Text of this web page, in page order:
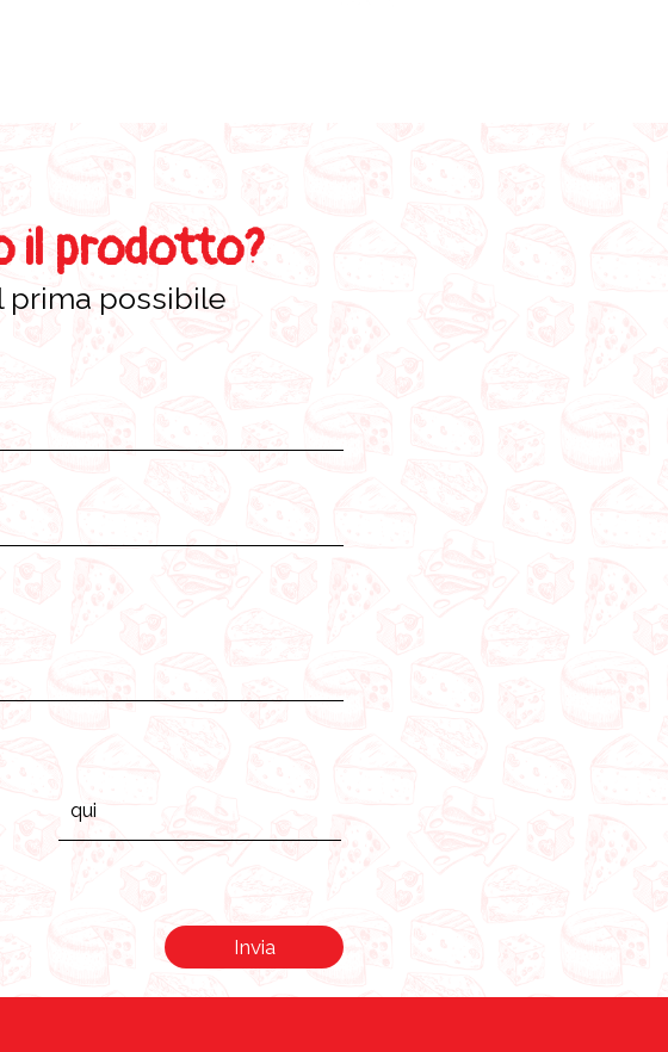
il prodotto?
prima possibile
Invia